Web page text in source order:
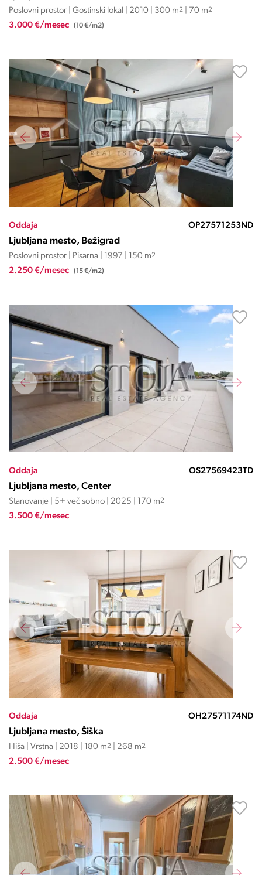
Poslovni prostor | Gostinski lokal | 2010 | 300 m2 | 70 m2
3.000 €/mesec (10 €/m2)
Oddaja OP27571253ND
Ljubljana mesto, Bežigrad
Poslovni prostor | Pisarna | 1997 | 150 m2
2.250 €/mesec (15 €/m2)
Oddaja OS27569423TD
Ljubljana mesto, Center
Stanovanje | 5+ več sobno | 2025 | 170 m2
3.500 €/mesec
Oddaja OH27571174ND
Ljubljana mesto, Šiška
Hiša | Vrstna | 2018 | 180 m2 | 268 m2
2.500 €/mesec